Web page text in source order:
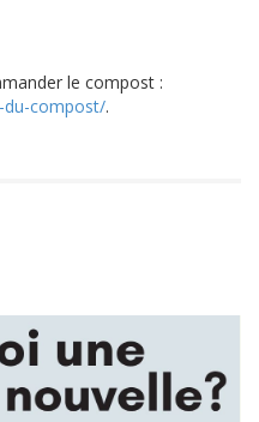
le compost :
du-compost/.